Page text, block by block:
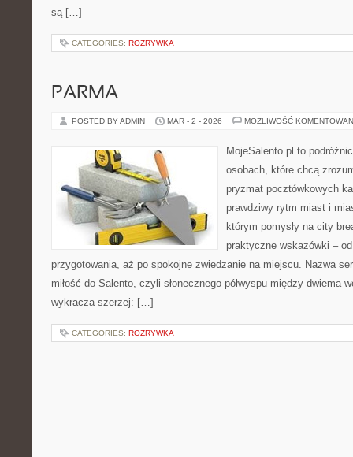
są […]
CATEGORIES: ROZRYWKA
PARMA
POSTED BY ADMIN MAR - 2 - 2026 MOŻLIWOŚĆ
MojeSalento.pl to
osobach, które chcą
pryzmat pocztówkowych
prawdziwy rytm miast i
którym pomysły na city
praktyczne wskazówki –
przygotowania, aż po spokojne zwiedzanie na miejscu. Nazwa
miłość do Salento, czyli słonecznego półwyspu między dwiema
wykracza szerzej: […]
CATEGORIES: ROZRYWKA